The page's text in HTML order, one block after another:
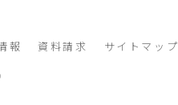
報 資料請求 サイトマップ